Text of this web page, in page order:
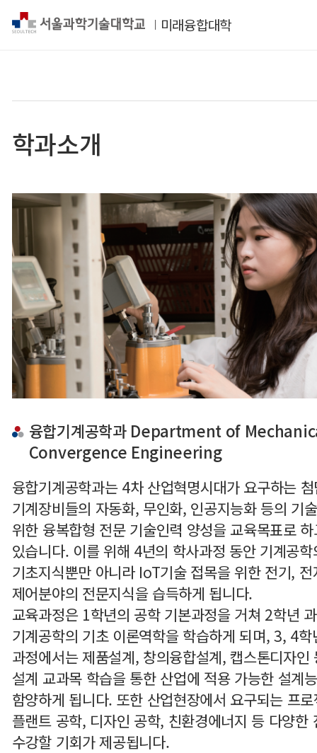
미래융합대학
학과소개
융합기계공학과 Department of
Convergence Engineering
융합기계공학과는 4차 산업혁명시대가 요구하는
기계장비들의 자동화, 무인화, 인공지능화 등의 기
위한 융복합형 전문 기술인력 양성을 교육목표로
있습니다. 이를 위해 4년의 학사과정 동안 기계공학
기초지식뿐만 아니라 IoT기술 접목을 위한 전기, 전
제어분야의 전문지식을 습득하게 됩니다.
교육과정은 1학년의 공학 기본과정을 거쳐 2학년
기계공학의 기초 이론역학을 학습하게 되며, 3, 4학
과정에서는 제품설계, 창의융합설계, 캡스톤디자인
설계 교과목 학습을 통한 산업에 적용 가능한 설계
함양하게 됩니다. 또한 산업현장에서 요구되는 프
플랜트 공학, 디자인 공학, 친환경에너지 등 다양한
수강할 기회가 제공됩니다.